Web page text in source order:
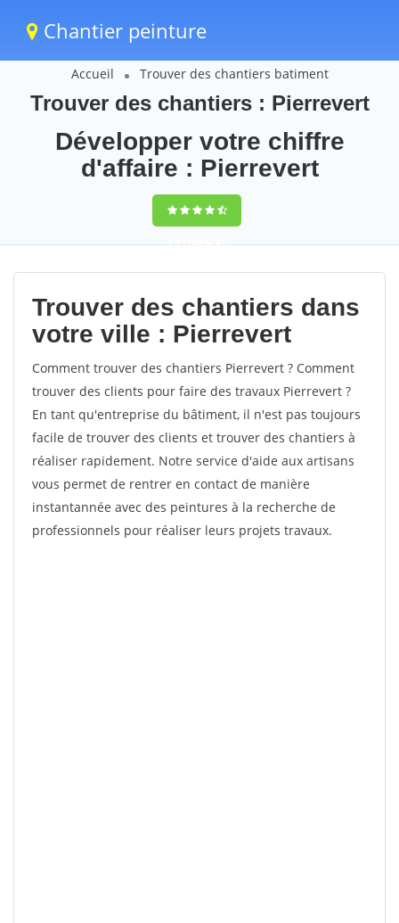
Chantier peinture
Accueil Trouver des chantiers batiment
Trouver des chantiers : Pierrevert
Développer votre chiffre
d'affaire : Pierrevert
9,5(100%)61
votes
Trouver des chantiers dans
votre ville : Pierrevert
Comment trouver des chantiers Pierrevert ? Comment
trouver des clients pour faire des travaux Pierrevert ?
En tant qu'entreprise du bâtiment, il n'est pas toujours
facile de trouver des clients et trouver des chantiers à
réaliser rapidement. Notre service d'aide aux artisans
vous permet de rentrer en contact de manière
instantannée avec des peintures à la recherche de
professionnels pour réaliser leurs projets travaux.